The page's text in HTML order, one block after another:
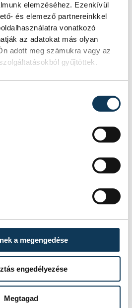
elemzéséhez. Ezenkívül
és elemező partnereinkkel
vonatkozó
az adatokat más olyan
adott meg számukra vagy az
gyűjtöttek.
a megengedése
engedélyezése
Megtagad